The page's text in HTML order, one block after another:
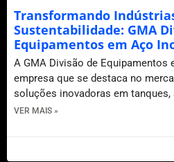
Transformando
Sustentabilidade: GMA
Equipamentos em Aço
A GMA Divisão de Equipamentos
empresa que se destaca no
soluções inovadoras em
VER MAIS »